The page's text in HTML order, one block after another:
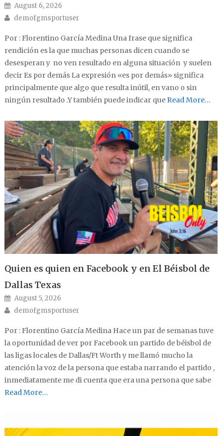
Posted on
August 6, 2026
Author
demofgmsportuser
Por : Florentino García Medina Una frase que significa
rendición es la que muchas personas dicen cuando se
desesperan y no ven resultado en alguna situación y suelen
decir Es por demás La expresión «es por demás» significa
principalmente que algo que resulta inútil, en vano o sin
ningún resultado .Y también puede indicar queRead More…
Quien es quien en Facebook y en El Béisbol de
Dallas Texas
Posted on
August 5, 2026
Author
demofgmsportuser
Por : Florentino García Medina Hace un par de semanas tuve
la oportunidad de ver por Facebook un partido de béisbol de
las ligas locales de Dallas/Ft Worth y me llamó mucho la
atención la voz de la persona que estaba narrando el partido ,
inmediatamente me di cuenta que era una persona que sabe
Read More…